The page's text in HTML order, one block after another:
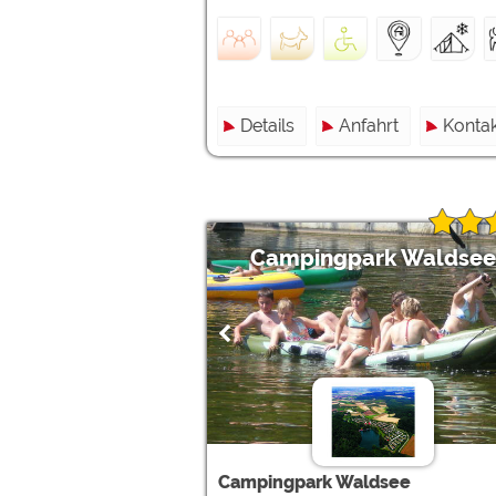
Details Anfahrt
Campingpark Waldsee
Campingpark Waldsee